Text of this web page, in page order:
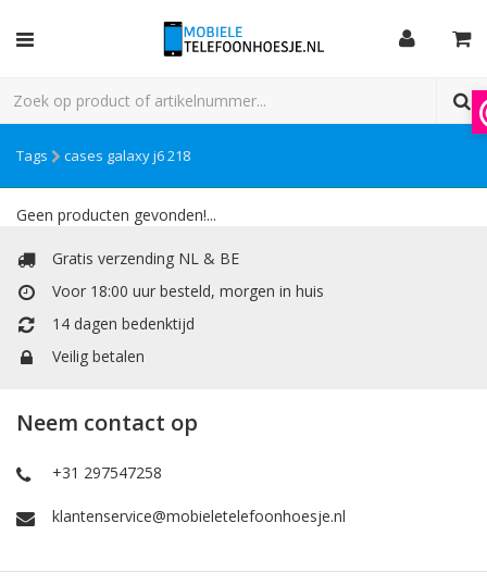
Tags cases galaxy j6 218
Geen producten gevonden!...
Gratis verzending NL & BE
Voor 18:00 uur besteld, morgen in huis
14 dagen bedenktijd
Veilig betalen
Neem contact op
+31 297547258
klantenservice@mobieletelefoonhoesje.nl